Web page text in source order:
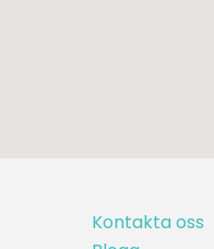
Kontakta oss